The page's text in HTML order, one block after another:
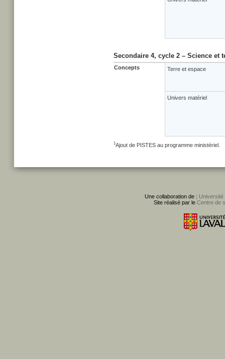
Secondaire 4, cycle 2 – Science et
Concepts Terre et espace
Univers matériel
1Ajout de PISTES au programme ministériel.
Une collaboration de : Université
Site réalisé par le Centre de